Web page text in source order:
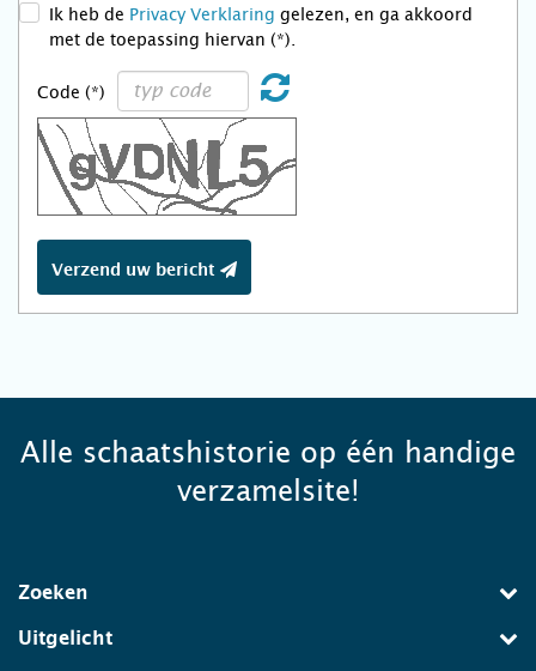
Ik heb de Privacy Verklaring gelezen, en ga akkoord
met de toepassing hiervan (*).
Code (*)
Verzend uw bericht
Alle schaatshistorie op één handige
verzamelsite!
Zoeken
Uitgelicht